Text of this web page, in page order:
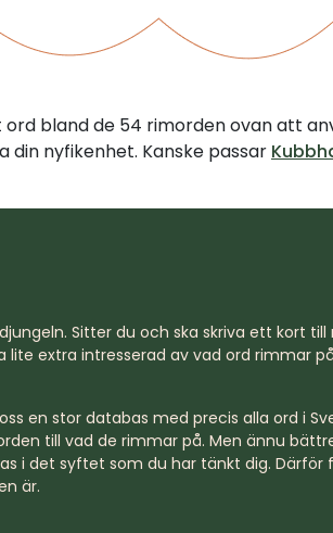
bland de 54 rimorden ovan att
nyfikenhet. Kanske passar
Sitter du och ska skriva ett kort
lite extra intresserad av vad ord rimmar
en stor databas med precis alla ord i
till vad de rimmar på. Men ännu
i det syftet som du har tänkt dig. Därför
är.